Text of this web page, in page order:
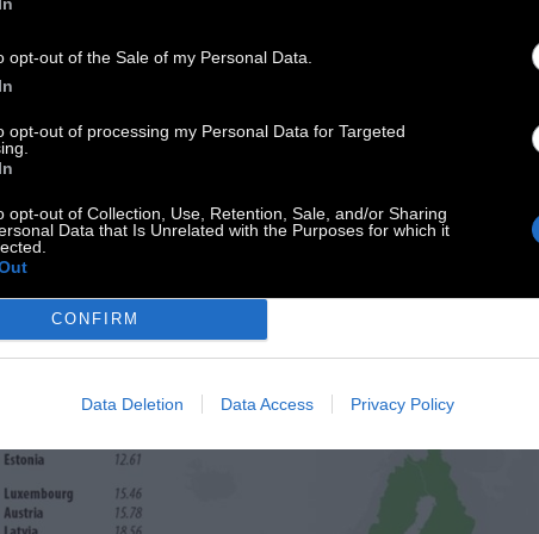
opt-out of the Sale of my Personal Data.
opt-out of processing my Personal Data for Targeted
opt-out of Collection, Use, Retention, Sale, and/or Sharing
Data that Is Unrelated with the Purposes for which it
CONFIRM
Data Deletion Data Access Privacy Policy
από τις πρώτες 40 θέσεις βρίσκονται
και η Πολωνία (62η).
του Βίκτορ Όρμπαν (89η) και η
(111η) έχουν χειρότερο δείκτη από την